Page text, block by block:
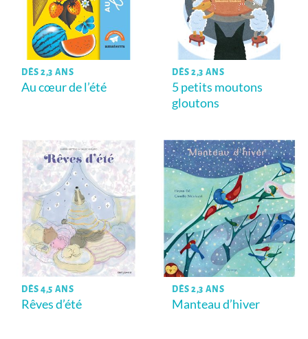
DÈS 2,3 ANS
Au cœur de l’été
DÈS 2,3 ANS
5 petits moutons
gloutons
DÈS 4,5 ANS
Rêves d’été
DÈS 2,3 ANS
Manteau d’hiver